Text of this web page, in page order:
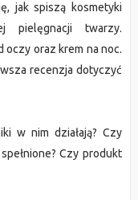
jak spiszą kosmetyki
pielęgnacji twarzy.
oczy oraz krem na noc.
recenzja dotyczyć
w nim działają? Czy
Czy produkt